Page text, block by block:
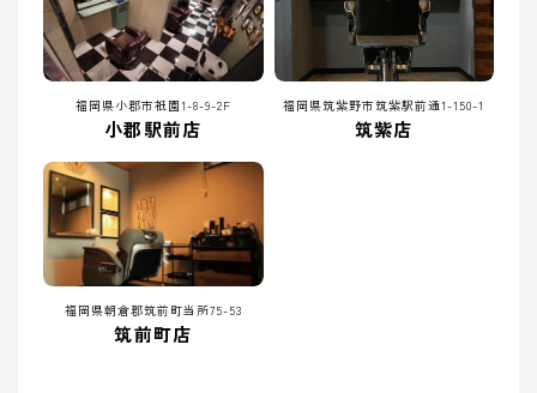
福岡県小郡市祇園1-8-9-2F
小郡駅前店
福岡県筑紫野市筑紫駅前通1-150-1
筑紫店
福岡県朝倉郡筑前町当所75-53
筑前町店